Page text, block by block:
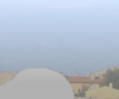
PLACE